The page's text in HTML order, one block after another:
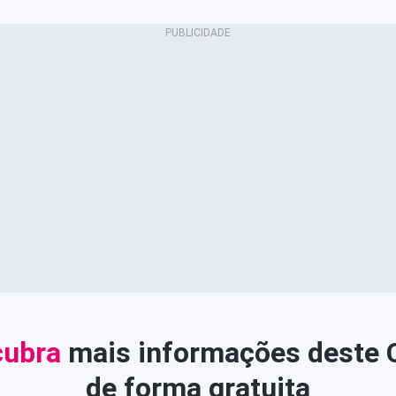
mais informações deste
de forma gratuita